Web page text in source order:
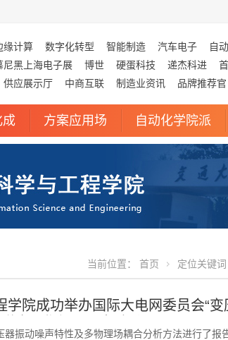
缘计算 数字化转型 智能制造 汽车电子 自
尼黑上海电子展 博世 硬蛋科技 递杰科进
供应展示厅 中商互联 制造业资讯 品牌推荐官
成 方案应用场 自动化学院派
当前位置： 首页 定位关键词
学院成功举办国际大电网委员会“
器振动噪声特性及多物理场耦合分析方法进行了报